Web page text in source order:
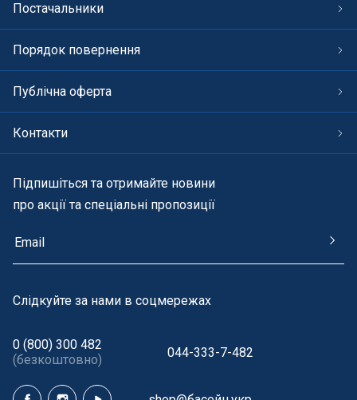
Постачальники
Порядок повернення
Публічна оферта
Контакти
Підпишіться та отримайте новини
про акції та спеціальні пропозиції
Cлідкуйте за нами в соцмережах
0 (800) 300 482
(безкоштовно)
044-333-7-482